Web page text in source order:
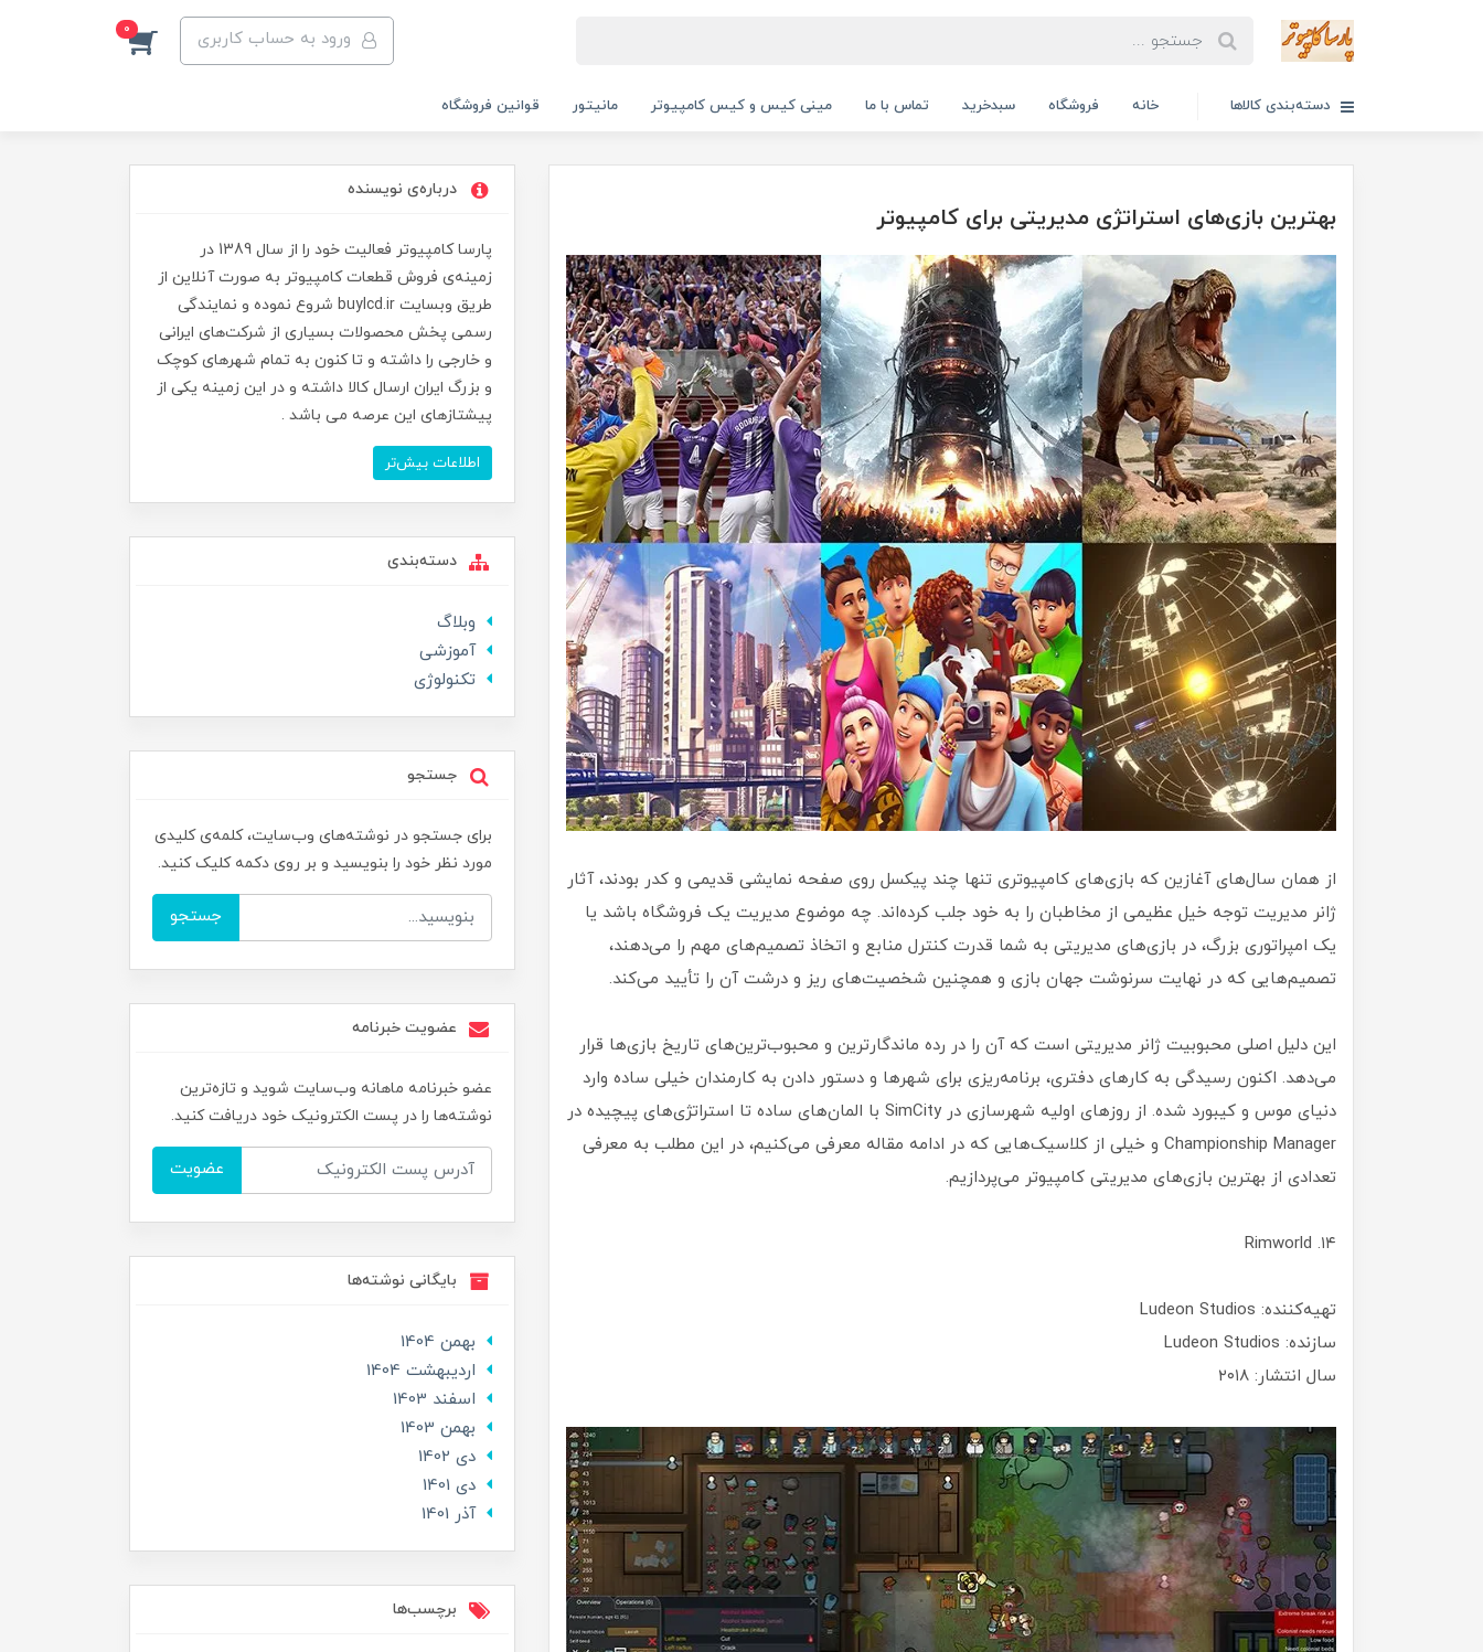
ورود به حساب کاربری 0
دسته‌بندی کالاها خانه فروشگاه سبدخرید تماس با ما مینی کیس و کیس کامپیوتر مانیتور قوانین فروشگاه
بهترین بازی‌های استراتژی مدیریتی برای کامپیوتر
از همان سال‌های آغازین که بازی‌های کامپیوتری تنها چند پیکسل روی صفحه نمایشی قدیمی و کدر بودند، آثار
ژانر مدیریت توجه خیل عظیمی از مخاطبان را به خود جلب کرده‌اند. چه موضوع مدیریت یک فروشگاه باشد یا
یک امپراتوری بزرگ، در بازی‌های مدیریتی به شما قدرت کنترل منابع و اتخاذ تصمیم‌های مهم را می‌دهند،
تصمیم‌هایی که در نهایت سرنوشت جهان بازی و همچنین شخصیت‌های ریز و درشت آن را تأیید می‌کند.
این دلیل اصلی محبوبیت ژانر مدیریتی است که آن را در رده ماندگارترین و محبوب‌ترین‌های تاریخ بازی‌ها قرار
می‌دهد. اکنون رسیدگی به کارهای دفتری، برنامه‌ریزی برای شهرها و دستور دادن به کارمندان خیلی ساده وارد
دنیای موس و کیبورد شده. از روزهای اولیه شهرسازی در SimCity با المان‌های ساده تا استراتژی‌های پیچیده در
Championship Manager و خیلی از کلاسیک‌هایی که در ادامه مقاله معرفی می‌کنیم، در این مطلب به معرفی
تعدادی از بهترین بازی‌های مدیریتی کامپیوتر می‌پردازیم.
۱۴. Rimworld
تهیه‌کننده: Ludeon Studios
سازنده: Ludeon Studios
سال انتشار: ۲۰۱۸
درباره‌ی نویسنده
پارسا کامپیوتر فعالیت خود را از سال 1389 در
زمینه‌ی فروش قطعات کامپیوتر به صورت آنلاین از
طریق وبسایت buylcd.ir شروع نموده و نمایندگی
رسمی پخش محصولات بسیاری از شرکت‌های ایرانی
و خارجی را داشته و تا کنون به تمام شهرهای کوچک
و بزرگ ایران ارسال کالا داشته و در این زمینه یکی از
پیشتازهای این عرصه می باشد .
اطلاعات بیش‌تر
دسته‌بندی
وبلاگ
آموزشی
تکنولوژی
جستجو
برای جستجو در نوشته‌های وب‌سایت، کلمه‌ی کلیدی
مورد نظر خود را بنویسید و بر روی دکمه کلیک کنید.
جستجو
عضویت خبرنامه
عضو خبرنامه ماهانه وب‌سایت شوید و تازه‌ترین
نوشته‌ها را در پست الکترونیک خود دریافت کنید.
عضویت
بایگانی نوشته‌ها
بهمن 1404
ارديبهشت 1404
اسفند 1403
بهمن 1403
دی 1402
دی 1401
آذر 1401
برچسب‌ها